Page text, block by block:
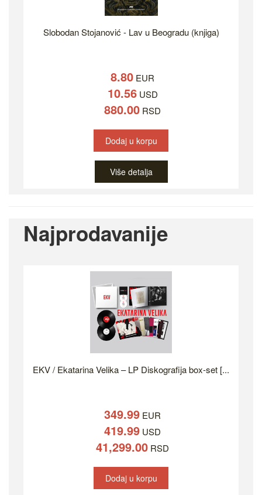
Slobodan Stojanović - Lav u Beogradu (knjiga)
8.80 EUR
10.56USD
880.00 RSD
Dodaj u korpu
Više detalja
Najprodavanije
EKV / Ekatarina Velika – LP Diskografija box-set [...
349.99 EUR
419.99 USD
41,299.00 RSD
Dodaj u korpu